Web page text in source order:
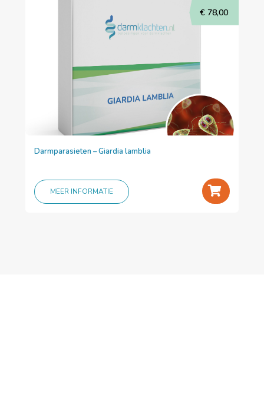
Darmparasieten – Giardia lamblia
€ 78,00
MEER INFORMATIE +